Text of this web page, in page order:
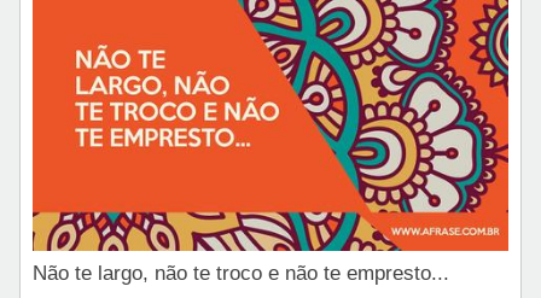
Não te largo, não te troco e não te empresto...